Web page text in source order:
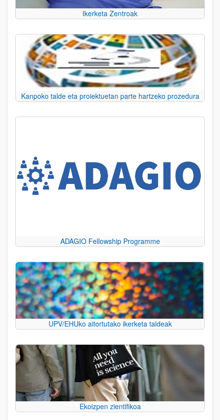
Ikerketa Zentroak
Kanpoko talde eta proiektuetan parte hartzeko prozedura
ADAGIO Fellowship Programme
UPV/EHUko aitortutako ikerketa taldeak
Ekoizpen zientifikoa